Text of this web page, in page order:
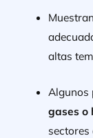
Muestran
altas
Algunos
gases o